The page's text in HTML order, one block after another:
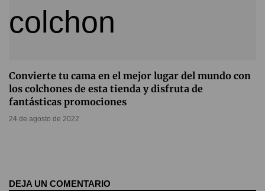
Convierte tu cama en el mejor lugar del mundo con
los colchones de esta tienda y disfruta de
fantásticas promociones
24 de agosto de 2022
DEJA UN COMENTARIO